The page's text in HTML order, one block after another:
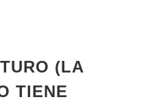
(LA
TIENE